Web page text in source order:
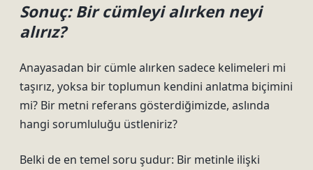
Sonuç: Bir cümleyi alırken neyi
alırız?
Anayasadan bir cümle alırken sadece kelimeleri mi
taşırız, yoksa bir toplumun kendini anlatma biçimini
mi? Bir metni referans gösterdiğimizde, aslında
hangi sorumluluğu üstleniriz?
Belki de en temel soru şudur: Bir metinle ilişki